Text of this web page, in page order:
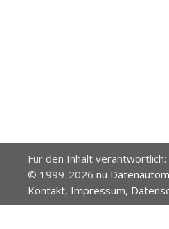
Für den Inhalt
© 1999-2026 nu
Kontakt, Impressum,